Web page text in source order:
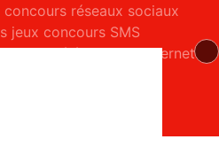
réseaux sociaux
jeux concours SMS
téléphone et internet